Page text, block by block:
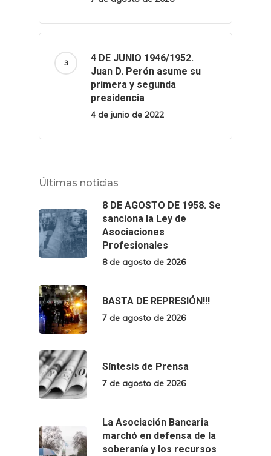
4 DE JUNIO 1946/1952.
Juan D. Perón asume su
primera y segunda
presidencia
4 de junio de 2022
Últimas noticias
8 DE AGOSTO DE 1958. Se
sanciona la Ley de
Asociaciones
Profesionales
8 de agosto de 2026
BASTA DE REPRESIÓN!!!
7 de agosto de 2026
Síntesis de Prensa
7 de agosto de 2026
La Asociación Bancaria
marchó en defensa de la
soberanía y los recursos